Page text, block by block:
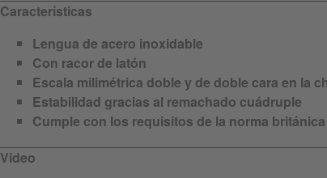
Características
Lengua de acero inoxidable
Con racor de latón
Escala milimétrica doble y de doble cara en la
Estabilidad gracias al remachado cuádruple
Cumple con los requisitos de la norma
Video